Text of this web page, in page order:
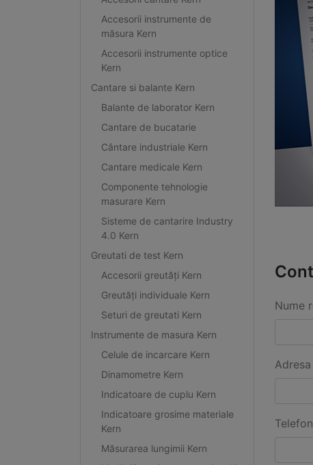
Accesorii instrumente de
măsura Kern
Accesorii instrumente optice
Kern
Cantare si balante Kern
Balante de laborator Kern
Cantare de bucatarie
Cântare industriale Kern
Cantare medicale Kern
Componente tehnologie
masurare Kern
Sisteme de cantarire Industry
4.0 Kern
Greutati de test Kern
Accesorii greutăți Kern
Greutăți individuale Kern
Seturi de greutati Kern
Instrumente de masura Kern
Celule de incarcare Kern
Dinamometre Kern
Indicatoare de cuplu Kern
Indicatoare grosime materiale
Kern
Măsurarea lungimii Kern
Nume